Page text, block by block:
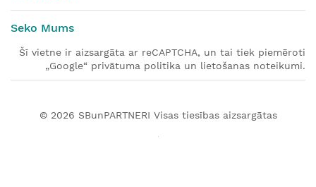
Seko Mums
Šī vietne ir aizsargāta ar reCAPTCHA, un tai tiek piemēroti
„Google“ privātuma politika un lietošanas noteikumi.
© 2026 SBunPARTNERI Visas tiesības aizsargātas